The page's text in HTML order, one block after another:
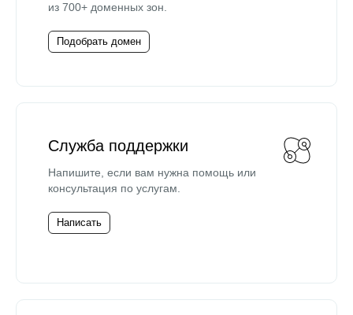
из 700+ доменных зон.
Подобрать домен
Служба поддержки
Напишите, если вам нужна помощь или
консультация по услугам.
Написать